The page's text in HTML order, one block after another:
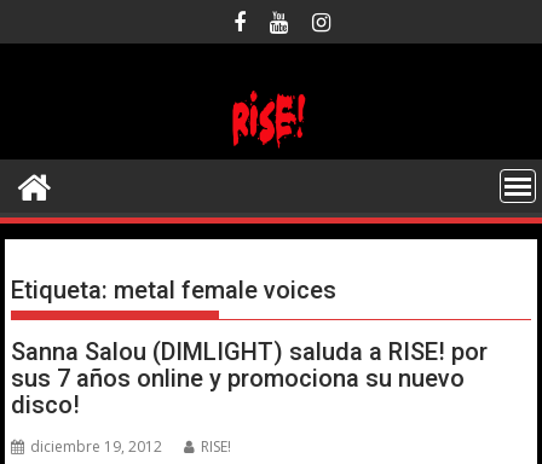
al
Etiqueta: metal female voices
Sanna Salou (DIMLIGHT) saluda a RISE! por
sus 7 años online y promociona su nuevo
disco!
diciembre 19, 2012 RISE!